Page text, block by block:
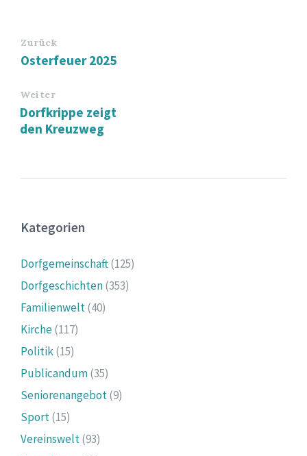
Zurück
Osterfeuer 2025
Weiter
Dorfkrippe zeigt
den Kreuzweg
Kategorien
Dorfgemeinschaft(125)
Dorfgeschichten(353)
Familienwelt(40)
Kirche(117)
Politik(15)
Publicandum(35)
Seniorenangebot(9)
Sport(15)
Vereinswelt(93)